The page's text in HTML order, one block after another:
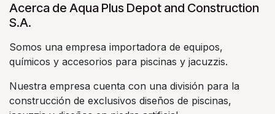
Acerca de Aqua Plus Depot and Construction
S.A.
Somos una empresa importadora de equipos,
químicos y accesorios para piscinas y jacuzzis.
Nuestra empresa cuenta con una división para la
construcción de exclusivos diseños de piscinas,